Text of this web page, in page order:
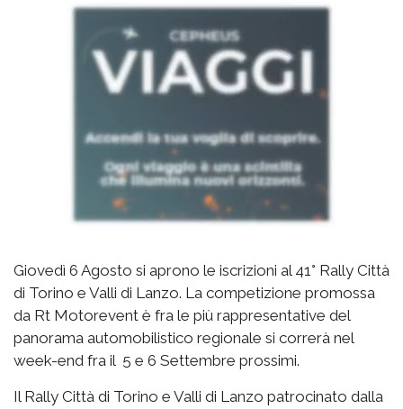
Giovedì 6 Agosto si aprono le iscrizioni al 41° Rally Città
di Torino e Valli di Lanzo. La competizione promossa
da Rt Motorevent è fra le più rappresentative del
panorama automobilistico regionale si correrà nel
week-end fra il 5 e 6 Settembre prossimi.
Il Rally Città di Torino e Valli di Lanzo patrocinato dalla